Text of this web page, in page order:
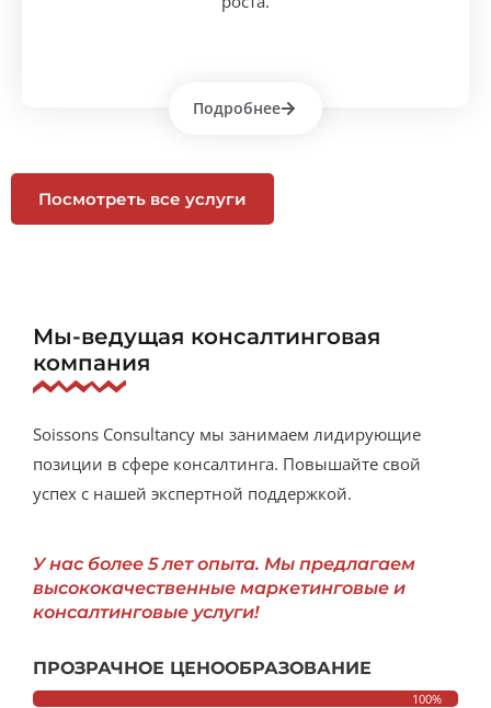
Подробнее
Посмотреть все услуги
Мы-ведущая консалтинговая
компания
Soissons Consultancy мы занимаем лидирующие
позиции в сфере консалтинга. Повышайте свой
успех с нашей экспертной поддержкой.
У нас более 5 лет опыта. Мы предлагаем
высококачественные маркетинговые и
консалтинговые услуги!
ПРОЗРАЧНОЕ ЦЕНООБРАЗОВАНИЕ
100%